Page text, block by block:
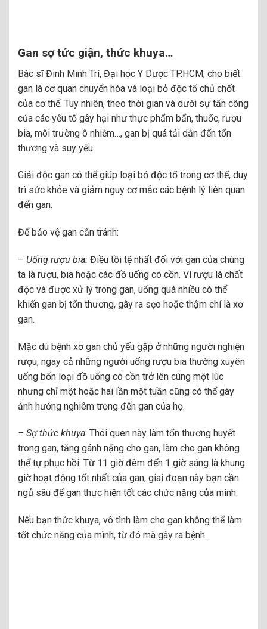
Gan sợ tức giận, thức khuya…
Bác sĩ Đinh Minh Trí, Đại học Y Dược TP.HCM, cho biết
gan là cơ quan chuyển hóa và loại bỏ độc tố chủ chốt
của cơ thể. Tuy nhiên, theo thời gian và dưới sự tấn công
của các yếu tố gây hại như thực phẩm bẩn, thuốc, rượu
bia, môi trường ô nhiễm…, gan bị quá tải dẫn đến tổn
thương và suy yếu.
Giải độc gan có thể giúp loại bỏ độc tố trong cơ thể, duy
trì sức khỏe và giảm nguy cơ mắc các bệnh lý liên quan
đến gan.
Để bảo vệ gan cần tránh:
– Uống rượu bia: Điều tồi tệ nhất đối với gan của chúng
ta là rượu, bia hoặc các đồ uống có cồn. Vì rượu là chất
độc và được xử lý trong gan, uống quá nhiều có thể
khiến gan bị tổn thương, gây ra sẹo hoặc thậm chí là xơ
gan.
Mặc dù bệnh xơ gan chủ yếu gặp ở những người nghiện
rượu, ngay cả những người uống rượu bia thường xuyên
uống bốn loại đồ uống có cồn trở lên cùng một lúc
nhưng chỉ một hoặc hai lần một tuần cũng có thể gây
ảnh hưởng nghiêm trọng đến gan của họ.
– Sợ thức khuya: Thói quen này làm tổn thương huyết
trong gan, tăng gánh nặng cho gan, làm cho gan không
thể tự phục hồi. Từ 11 giờ đêm đến 1 giờ sáng là khung
giờ hoạt động tốt nhất của gan, giai đoạn này bạn cần
ngủ sâu để gan thực hiện tốt các chức năng của mình.
Nếu bạn thức khuya, vô tình làm cho gan không thể làm
tốt chức năng của mình, từ đó mà gây ra bệnh.